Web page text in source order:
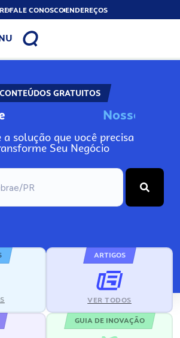
FALE CONOSCOENDEREÇOS
CONTEÚDOS GRATUITOS
No
a solução que você precisa
Seu Negócio
ARTIGOS
VER TODOS
GUIA DE INOVAÇÃO